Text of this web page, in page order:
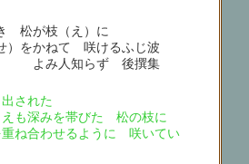
が枝（え）に
をかねて 咲けるふじ波
らず 後撰集
された
深みを帯びた 松の枝に
合わせるように 咲いてい